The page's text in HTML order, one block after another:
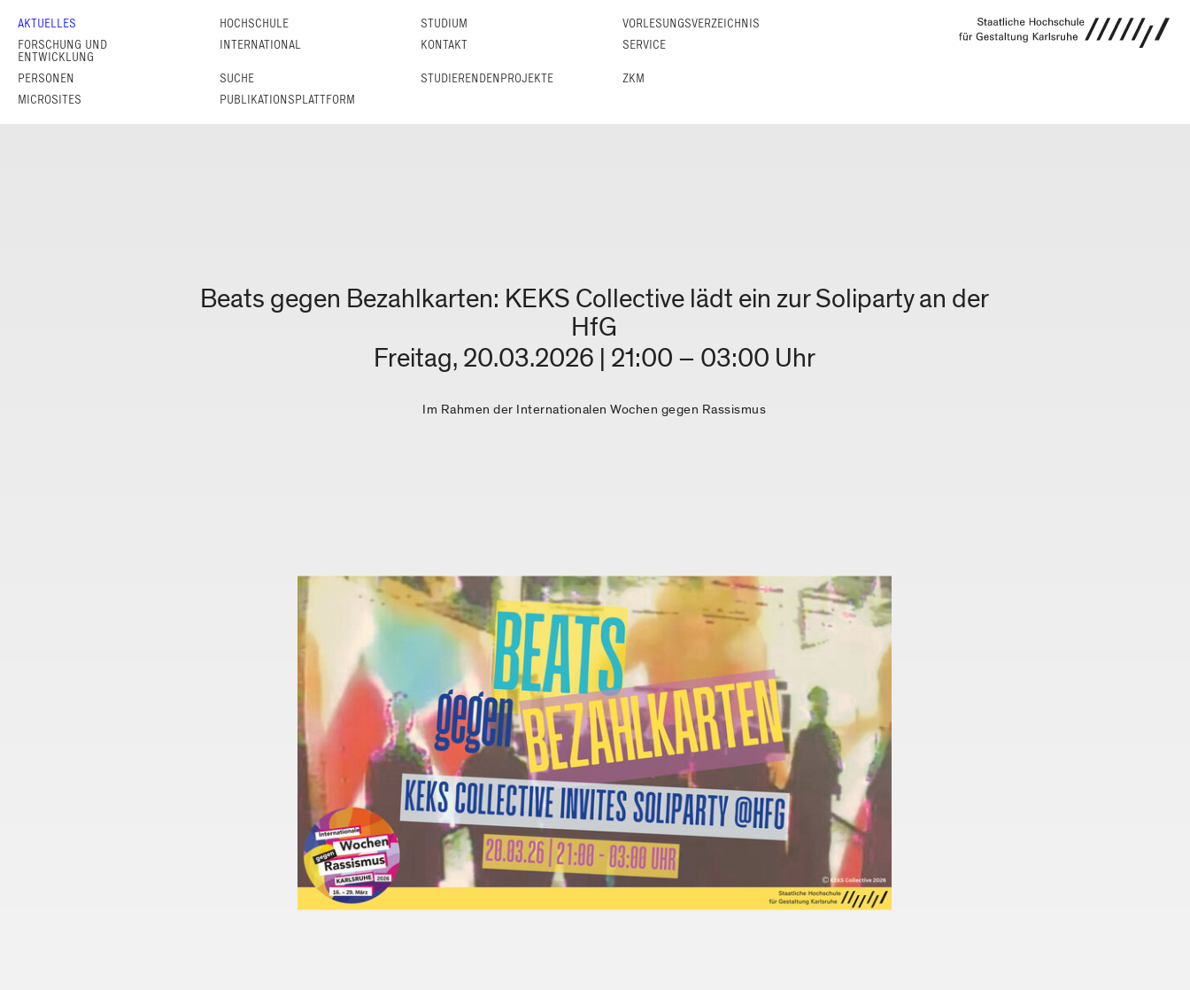
AKTUELLES HOCHSCHULE STUDIUM
VORLESUNGS­VERZEICHNIS
FORSCHUNG UND
ENTWICKLUNG
INTERNATIONAL KONTAKT SERVICE
PERSONEN SUCHE STUDIERENDENPROJEKTE
ZKM
MICROSITES
PUBLIKATIONSPLATTFORM
Beats gegen Bezahlkarten: KEKS Collective lädt ein zur Soliparty an der
HfG
Freitag, 20.03.2026 | 21:00 – 03:00 Uhr
Im Rahmen der Internationalen Wochen gegen Rassismus